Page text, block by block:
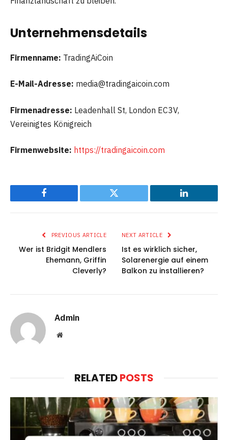
Unternehmensdetails
Firmenname: TradingAiCoin
E-Mail-Adresse: media@tradingaicoin.com
Firmenadresse: Leadenhall St, London EC3V,
Vereinigtes Königreich
Firmenwebsite: https://tradingaicoin.com
Facebook Twitter LinkedIn
PREVIOUS ARTICLE
Wer ist Bridgit Mendlers
Ehemann, Griffin
Cleverly?
NEXT ARTICLE
Ist es wirklich sicher,
Solarenergie auf einem
Balkon zu installieren?
Admin
Website
RELATEDPOSTS